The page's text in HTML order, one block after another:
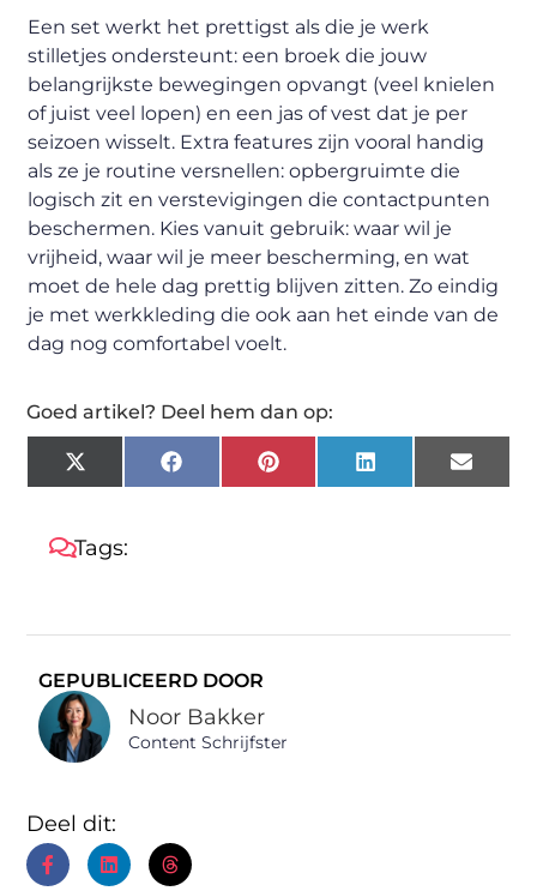
Een set werkt het prettigst als die je werk
stilletjes ondersteunt: een broek die jouw
belangrijkste bewegingen opvangt (veel knielen
of juist veel lopen) en een jas of vest dat je per
seizoen wisselt. Extra features zijn vooral handig
als ze je routine versnellen: opbergruimte die
logisch zit en verstevigingen die contactpunten
beschermen. Kies vanuit gebruik: waar wil je
vrijheid, waar wil je meer bescherming, en wat
moet de hele dag prettig blijven zitten. Zo eindig
je met werkkleding die ook aan het einde van de
dag nog comfortabel voelt.
Goed artikel? Deel hem dan op:
X
(Twitter)
Facebook Pinterest LinkedIn Email
Tags:
GEPUBLICEERD DOOR
Noor Bakker
Content Schrijfster
Deel dit: